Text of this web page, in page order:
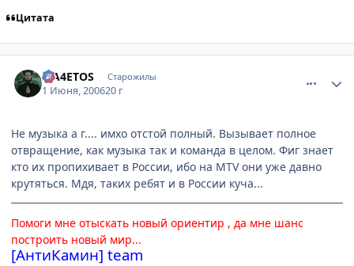
Цитата
MA4ETOS Старожилы
1 Июня, 200620 г
Не музыка а г.... имхо отстой полный. Вызывает полное
отвращение, как музыка так и команда в целом. Фиг знает
кто их пропихивает в России, ибо на МТV они уже давно
крутяться. Мдя, таких ребят и в России куча...
Помоги мне отыскать новый ориентир , да мне шанс
построить новый мир...
[АнтиКамин] team